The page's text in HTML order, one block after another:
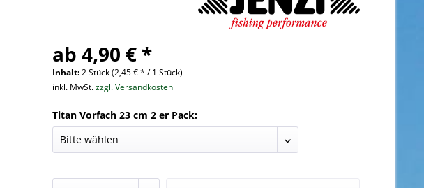
ab 4,90 € *
Inhalt:2 Stück (2,45 € * / 1 Stück)
inkl. MwSt.zzgl. Versandkosten
Titan Vorfach 23 cm 2 er Pack: